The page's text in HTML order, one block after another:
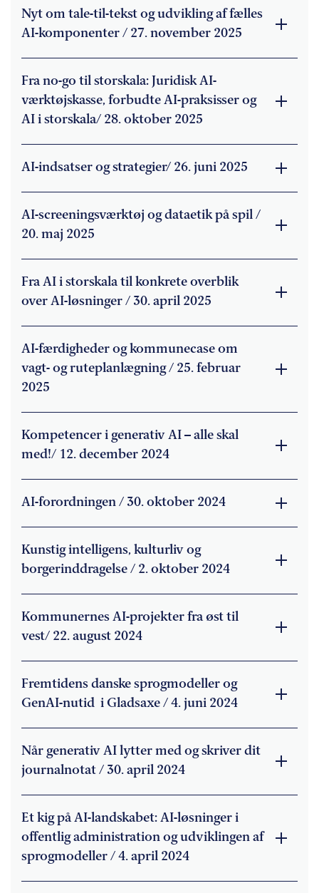
Nyt om tale-til-tekst og udvikling af fælles
AI-komponenter / 27. november 2025
Fra no-go til storskala: Juridisk AI-
værktøjskasse, forbudte AI-praksisser og
AI i storskala/ 28. oktober 2025
AI-indsatser og strategier/ 26. juni 2025
AI-screeningsværktøj og dataetik på spil /
20. maj 2025
Fra AI i storskala til konkrete overblik
over AI-løsninger / 30. april 2025
AI-færdigheder og kommunecase om
vagt- og ruteplanlægning / 25. februar
2025
Kompetencer i generativ AI – alle skal
med!/ 12. december 2024
AI-forordningen / 30. oktober 2024
Kunstig intelligens, kulturliv og
borgerinddragelse / 2. oktober 2024
Kommunernes AI-projekter fra øst til
vest/ 22. august 2024
Fremtidens danske sprogmodeller og
GenAI-nutid i Gladsaxe / 4. juni 2024
Når generativ AI lytter med og skriver dit
journalnotat / 30. april 2024
Et kig på AI-landskabet: AI-løsninger i
offentlig administration og udviklingen af
sprogmodeller / 4. april 2024